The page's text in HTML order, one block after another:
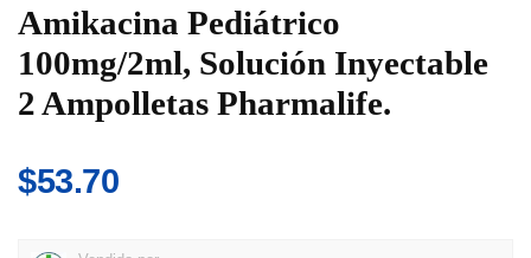
Amikacina Pediátrico
100mg/2ml, Solución Inyectable
2 Ampolletas Pharmalife.
$53.70